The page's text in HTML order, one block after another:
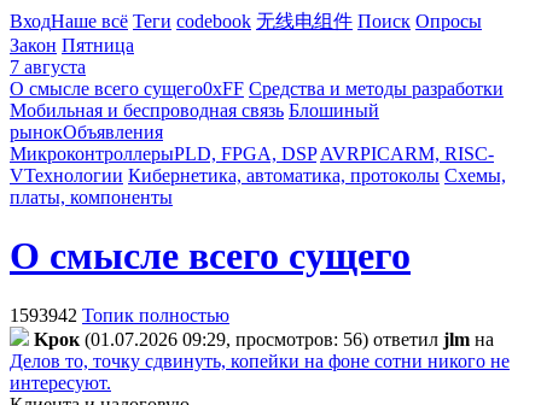
ВходНаше всё Теги codebook 无线电组件 Поиск Опросы
Закон Пятница
7 августа
О смысле всего сущего0xFF Средства и методы разработки
Мобильная и беспроводная связь Блошиный
рынокОбъявления
МикроконтроллерыPLD, FPGA, DSP AVRPICARM, RISC-
VТехнологии Кибернетика, автоматика, протоколы Схемы,
платы, компоненты
О смысле всего сущего
1593942 Топик полностью
Kpoк (01.07.2026 09:29, просмотров: 56) ответил jlm на
Делов то, точку сдвинуть, копейки на фоне сотни никого не
интересуют.